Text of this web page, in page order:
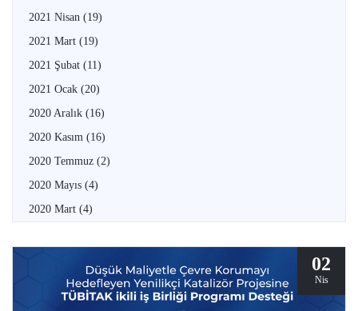
2021 Nisan (19)
2021 Mart (19)
2021 Şubat (11)
2021 Ocak (20)
2020 Aralık (16)
2020 Kasım (16)
2020 Temmuz (2)
2020 Mayıs (4)
2020 Mart (4)
02
Nis